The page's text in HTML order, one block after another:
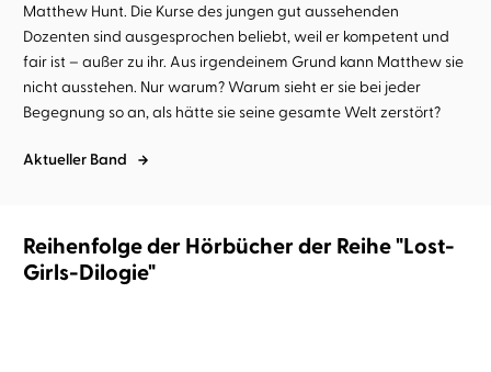
Matthew Hunt. Die Kurse des jungen gut aussehenden
Dozenten sind ausgesprochen beliebt, weil er kompetent und
fair ist – außer zu ihr. Aus irgendeinem Grund kann Matthew sie
nicht ausstehen. Nur warum? Warum sieht er sie bei jeder
Begegnung so an, als hätte sie seine gesamte Welt zerstört?
Aktueller Band
Reihenfolge der Hörbücher der Reihe "Lost-
Girls-Dilogie"